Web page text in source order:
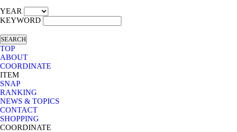
YEAR
KEYWORD
SEARCH
TOP
ABOUT
COORDINATE
ITEM
SNAP
RANKING
NEWS & TOPICS
CONTACT
SHOPPING
COORDINATE